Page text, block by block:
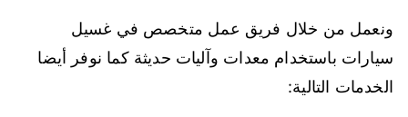
ونعمل من خلال فريق عمل متخصص في غسيل
سيارات باستخدام معدات وآليات حديثة كما نوفر أيضا
الخدمات التالية: